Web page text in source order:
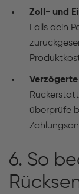
Zoll- und
Falls dein
überprüfe
6. So